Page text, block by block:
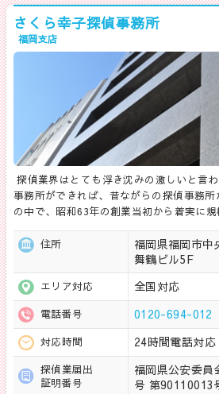
さくら幸子探偵事務所
福岡支店
探偵業界はとても浮き沈みの激しいと言
事務所ができれば、昔ながらの探偵事務
の中で、昭和63年の創業当初から着実に
住所
福岡県福岡市中
舞鶴ビル5F
エリア対応 全国対応
電話番号 0120-694-012
対応時間 24時間電話対応
探偵業届出
証明番号
福岡県公安委員
号 第90110013